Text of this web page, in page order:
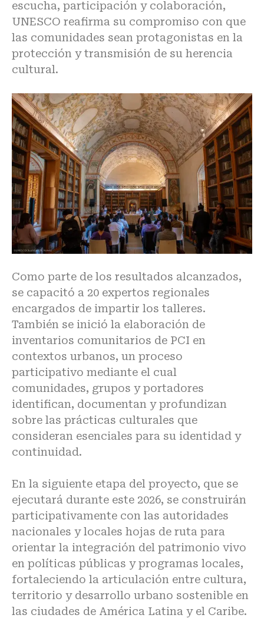
escucha, participación y colaboración,
UNESCO reafirma su compromiso con que
las comunidades sean protagonistas en la
protección y transmisión de su herencia
cultural.
Como parte de los resultados alcanzados,
se capacitó a 20 expertos regionales
encargados de impartir los talleres.
También se inició la elaboración de
inventarios comunitarios de PCI en
contextos urbanos, un proceso
participativo mediante el cual
comunidades, grupos y portadores
identifican, documentan y profundizan
sobre las prácticas culturales que
consideran esenciales para su identidad y
continuidad.
En la siguiente etapa del proyecto, que se
ejecutará durante este 2026, se construirán
participativamente con las autoridades
nacionales y locales hojas de ruta para
orientar la integración del patrimonio vivo
en políticas públicas y programas locales,
fortaleciendo la articulación entre cultura,
territorio y desarrollo urbano sostenible en
las ciudades de América Latina y el Caribe.